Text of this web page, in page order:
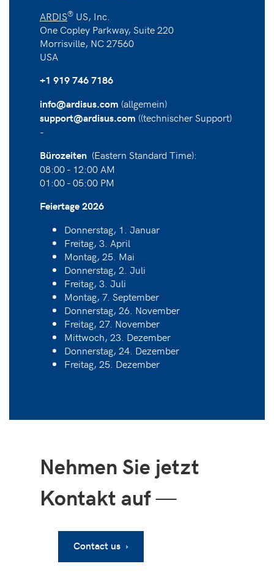
ARDIS® US, Inc.
One Copley Parkway, Suite 220
Morrisville, NC 27560
USA
+1 919 746 7186
info@ardisus.com (allgemein)
support@ardisus.com ((technischer Support)
-
Bürozeiten (Eastern Standard Time):
08:00 - 12:00 AM
01:00 - 05:00 PM
Feiertage 2026
Donnerstag, 1. Januar
Freitag, 3. April
Montag, 25. Mai
Donnerstag, 2. Juli
Freitag, 3. Juli
Montag, 7. September
Donnerstag, 26. November
Freitag, 27. November
Mittwoch, 23. Dezember
Donnerstag, 24. Dezember
Freitag, 25. Dezember
Nehmen Sie jetzt
Kontakt auf—
Contact us ›